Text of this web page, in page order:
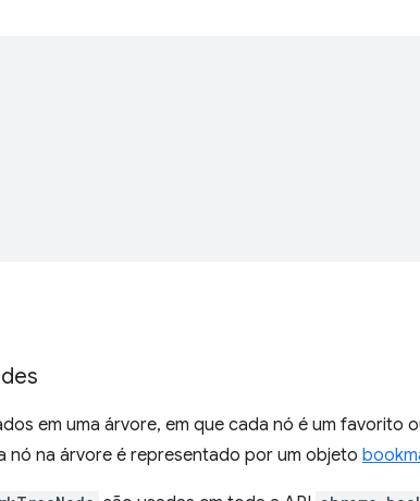
em uma árvore, em que cada nó é um favorito
nó na árvore é representado por um objeto